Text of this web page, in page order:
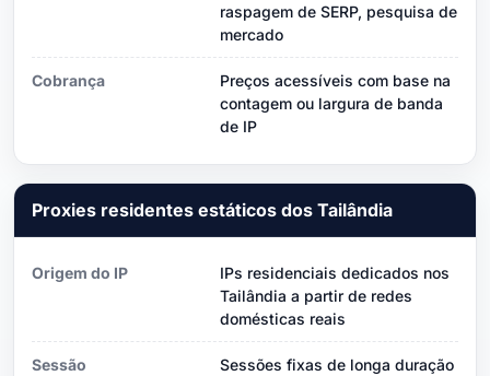
raspagem de SERP, pesquisa de
mercado
Cobrança
Preços acessíveis com base na
contagem ou largura de banda
de IP
Proxies residentes estáticos dos Tailândia
Origem do IP
IPs residenciais dedicados nos
Tailândia a partir de redes
domésticas reais
Sessão
Sessões fixas de longa duração